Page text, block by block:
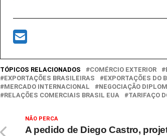
TÓPICOS RELACIONADOS COMÉRCIO EXTERIOR
EXPORTAÇÕES BRASILEIRAS
EXPORTAÇÕES DO
MERCADO INTERNACIONAL
NEGOCIAÇÃO
RELAÇÕES COMERCIAIS BRASIL EUA
TARIFAÇO
NÃO PERCA
A pedido de Diego Castro,